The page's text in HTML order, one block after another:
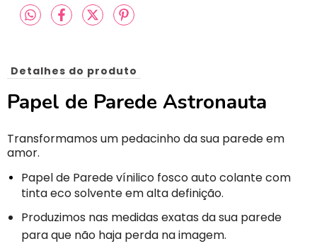
Detalhes do produto
Papel de Parede Astronauta
Transformamos um pedacinho da sua parede em
amor.
Papel de Parede vínilico fosco auto colante com
tinta eco solvente em alta definição.
Produzimos nas medidas exatas da sua parede
para que não haja perda na imagem.